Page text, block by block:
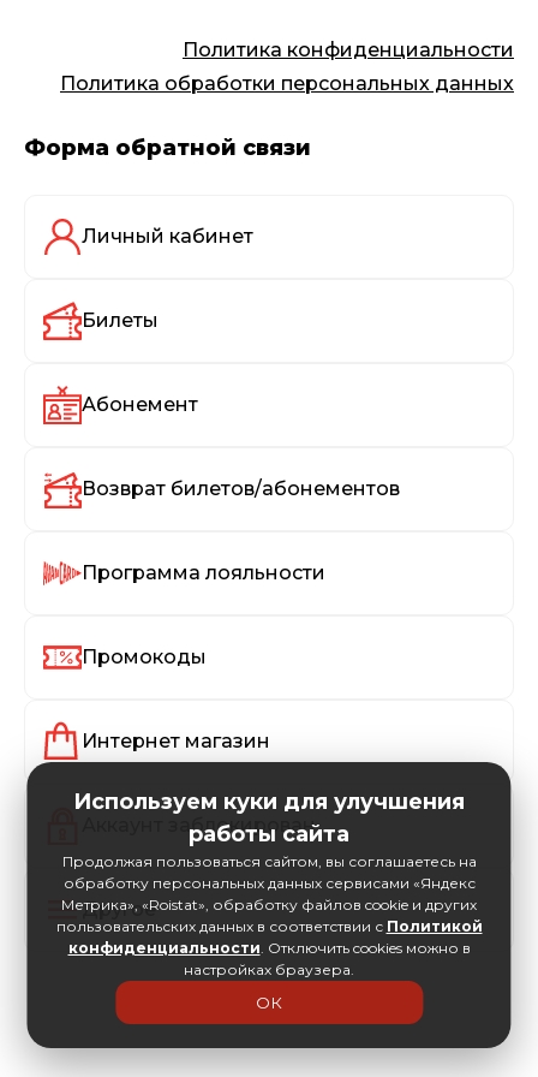
Политика конфиденциальности
Политика обработки персональных данных
Форма обратной связи
Личный кабинет
Билеты
Абонемент
Возврат билетов/абонементов
Программа лояльности
Промокоды
Интернет магазин
Аккаунт заблокирован
Другое
Используем куки для улучшения
работы сайта
Продолжая пользоваться сайтом, вы соглашаетесь на
обработку персональных данных сервисами «Яндекс
Метрика», «Roistat», обработку файлов cookie и других
пользовательских данных в соответствии с Политикой
конфиденциальности. Отключить cookies можно в
настройках браузера.
ОК